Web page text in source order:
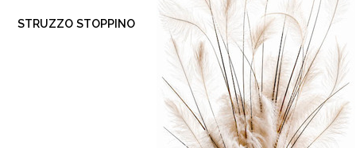
STRUZZO STOPPINO